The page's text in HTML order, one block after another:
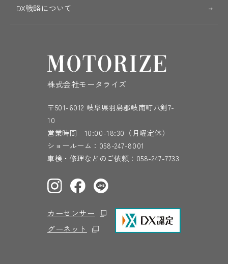
DX戦略について
株式会社モータライズ
〒501-6012 岐阜県羽島郡岐南町八剣7-
10
営業時間 10:00-18:30（月曜定休）
ショールーム： 058-247-8001
車検・修理などのご依頼： 058-247-7733
カーセンサー
グーネット